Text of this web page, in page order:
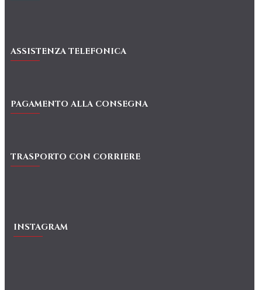
ASSISTENZA TELEFONICA
PAGAMENTO ALLA CONSEGNA
TRASPORTO CON CORRIERE
INSTAGRAM